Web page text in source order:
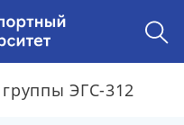
ЭГС-312